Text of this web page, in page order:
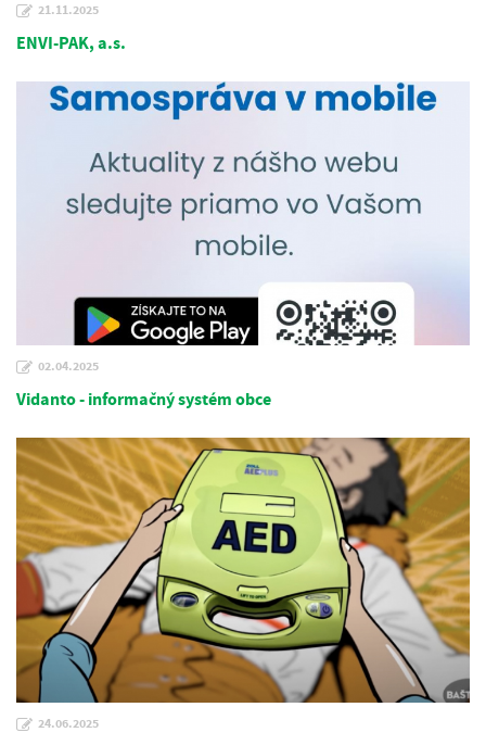
21.11.2025
ENVI-PAK, a.s.
02.04.2025
Vidanto - informačný systém obce
24.06.2025